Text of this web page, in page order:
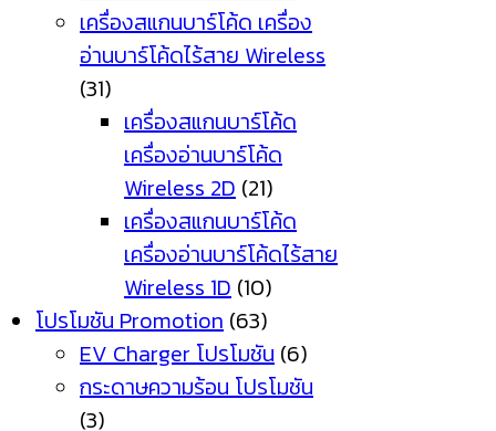
เครื่องสแกนบาร์โค้ด เครื่อง
อ่านบาร์โค้ดไร้สาย Wireless
(31)
เครื่องสแกนบาร์โค้ด
เครื่องอ่านบาร์โค้ด
Wireless 2D (21)
เครื่องสแกนบาร์โค้ด
เครื่องอ่านบาร์โค้ดไร้สาย
Wireless 1D (10)
โปรโมชัน Promotion (63)
EV Charger โปรโมชัน (6)
กระดาษความร้อน โปรโมชัน
(3)